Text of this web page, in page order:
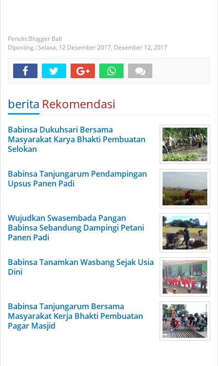
Blogger Bali
Diposting : Selasa, 12 Desember 2017, Desember 12, 2017
berita Rekomendasi
Babinsa Dukuhsari Bersama
Masyarakat Karya Bhakti Pembuatan
Selokan
Babinsa Tanjungarum Pendampingan
Upsus Panen Padi
Wujudkan Swasembada Pangan
Babinsa Sebandung Dampingi Petani
Panen Padi
Babinsa Tanamkan Wasbang Sejak Usia
Dini
Babinsa Tanjungarum Bersama
Masyarakat Kerja Bhakti Pembuatan
Pagar Masjid